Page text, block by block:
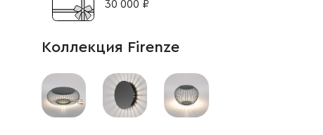
30 000 ₽
Коллекция Firenze